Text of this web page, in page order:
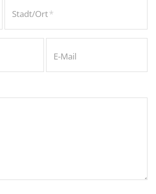
Stadt/Ort*
E-Mail